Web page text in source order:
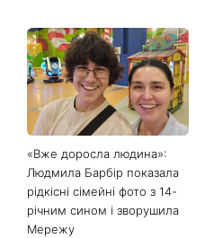
«Вже доросла людина»:
Людмила Барбір показала
рідкісні сімейні фото з 14-
річним сином і зворушила
Мережу